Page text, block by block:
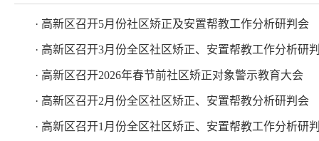
· 高新区召开5月份社区矫正及安置帮教工作分析研判会
· 高新区召开3月份全区社区矫正、安置帮教工作分析研
· 高新区召开2026年春节前社区矫正对象警示教育大会
· 高新区召开2月份全区社区矫正、安置帮教分析研判会
· 高新区召开1月份全区社区矫正、安置帮教工作分析研